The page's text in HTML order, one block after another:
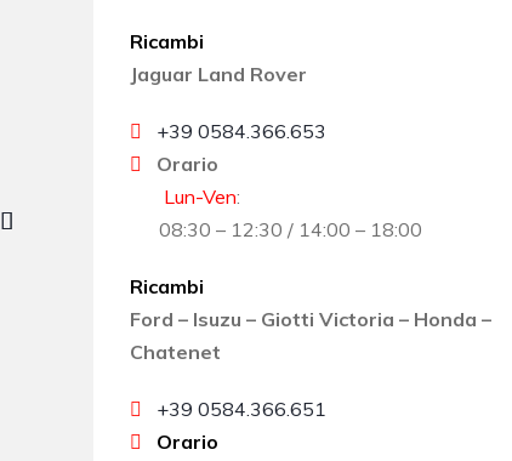
Ricambi
Jaguar Land Rover
+39 0584.366.653
Orario
Lun-Ven:
08:30 – 12:30 / 14:00 – 18:00
Ricambi
Ford – Isuzu – Giotti Victoria – Honda –
Chatenet
+39 0584.366.651
Orario